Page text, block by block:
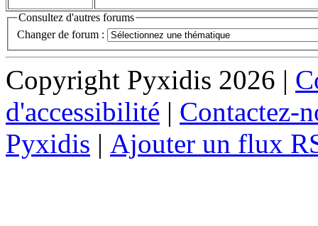
Consultez d'autres forums
Changer de forum :
Copyright Pyxidis 2026 |
d'accessibilité | Contactez-
Pyxidis | Ajouter un flux